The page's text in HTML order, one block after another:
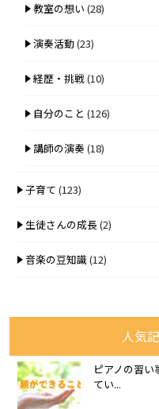
教室の想い (28)
演奏活動(23)
経歴・挑戦(10)
自分のこと (126)
講師の演奏(18)
子育て (123)
生徒さんの成長(2)
音楽の豆知識(12)
人気
ピアノの習
てい...